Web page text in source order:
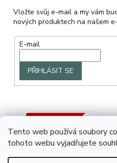
Tento web používá soubory
tohoto webu vyjadřujete
Vložte svůj e-mail a my vám
nových produktech na našem
E-mail
PŘIHLÁSIT SE